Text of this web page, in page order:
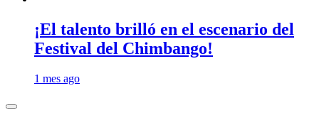
¡El talento brilló en el escenario del
Festival del Chimbango!
1 mes ago